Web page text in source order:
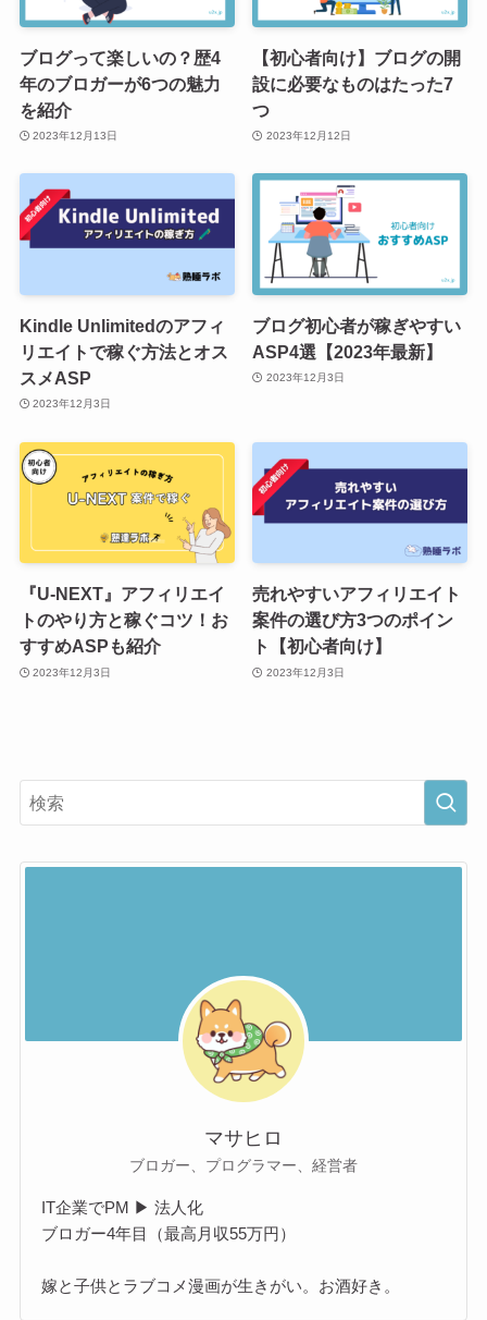
ブログって楽しいの？歴4
年のブロガーが6つの魅力
を紹介
2023年12月13日
【初心者向け】ブログの開
設に必要なものはたった7
つ
2023年12月12日
Kindle Unlimitedのアフィ
リエイトで稼ぐ方法とオス
スメASP
2023年12月3日
ブログ初心者が稼ぎやすい
ASP4選【2023年最新】
2023年12月3日
『U-NEXT』アフィリエイ
トのやり方と稼ぐコツ！お
すすめASPも紹介
2023年12月3日
売れやすいアフィリエイト
案件の選び方3つのポイン
ト【初心者向け】
2023年12月3日
マサヒロ
ブロガー、プログラマー、経営者
IT企業でPM ▶ 法人化
ブロガー4年目（最高月収55万円）
嫁と子供とラブコメ漫画が生きがい。お酒好き。